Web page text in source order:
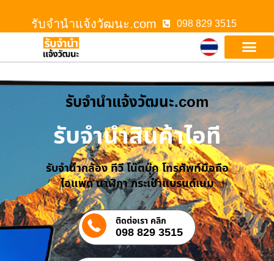
รับจํานําแจ้งวัฒนะ.com 098 829 3515
รับจํานําแจ้งวัฒนะ.com
รับจำนำสินค้าไอที
รับจำนำกล้อง ทีวี โน๊ตบุ๊ค โทรศัพท์มือถือ
ไอแพด นาฬิกา กระเป๋าแบรนด์เนม
ติดต่อเรา คลิก
098 829 3515